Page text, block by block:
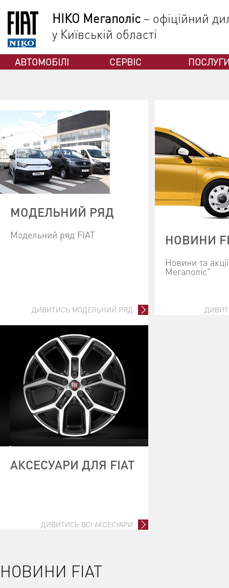
НІКО Мегаполіс – офіційний
у Київській області
АВТОМОБІЛІ СЕРВІС
ФІАТ
МОДЕЛЬНИЙ РЯД
Модельний ряд FIAT
ДИВИТИСЬ МОДЕЛЬНИЙ РЯД
НОВИНИ
Новини та
Мегаполіс"
АКСЕСУАРИ ДЛЯ FIAT
ДИВИТИСЬ ВСІ АКСЕСУАРИ
НОВИНИ FIAT